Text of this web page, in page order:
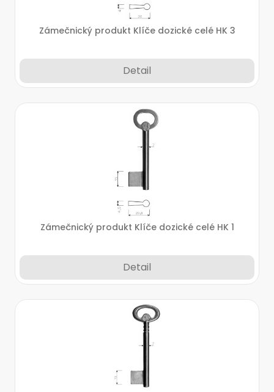
Zámečnický produkt Klíče dozické celé HK 3
Detail
Zámečnický produkt Klíče dozické celé HK 1
Detail